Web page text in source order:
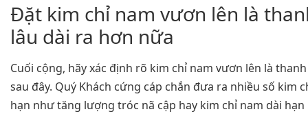
Đặt kim chỉ nam vươn lên là
lâu dài ra hơn nữa
Cuối cộng, hãy xác định rõ kim chỉ nam vươn lên là
sau đây. Quý Khách cứng cáp chắn đưa ra nhiều số kim
hạn như tăng lượng tróc nã cập hay kim chỉ nam dài